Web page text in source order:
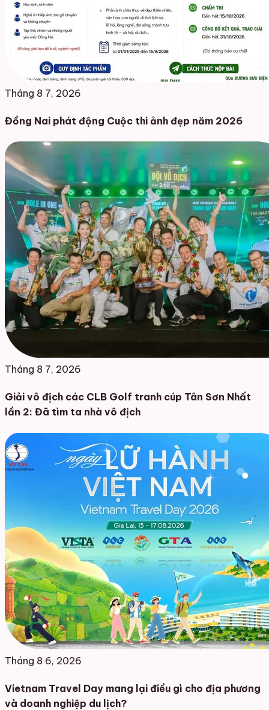
Tháng 8 7, 2026
Đồng Nai phát động Cuộc thi ảnh đẹp năm 2026
Tháng 8 7, 2026
Giải vô địch các CLB Golf tranh cúp Tân Sơn Nhất
lần 2: Đã tìm ta nhà vô địch
Tháng 8 6, 2026
Vietnam Travel Day mang lại điều gì cho địa phương
và doanh nghiệp du lịch?